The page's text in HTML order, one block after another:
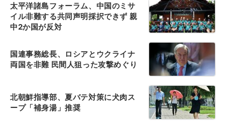
太平洋諸島フォーラム、中国のミサ
イル非難する共同声明採択できず 親
中2か国が反対
国連事務総長、ロシアとウクライナ
両国を非難 民間人狙った攻撃めぐり
北朝鮮指導部、夏バテ対策に犬肉ス
ープ「補身湯」推奨